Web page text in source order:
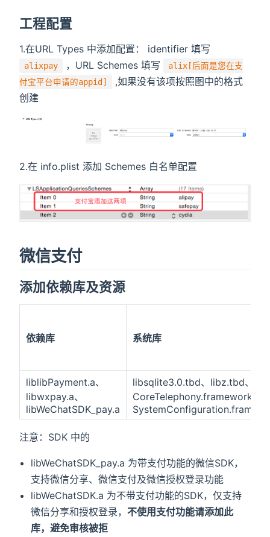
工程配置
1.在URL Types 中添加配置： identifier 填写
alixpay ，URL Schemes 填写
alix[后面是您在支
付宝平台申请的appid]
,如果没有该项按照图中的格式
创建
2.在 info.plist 添加 Schemes 白名单配置
微信支付
添加依赖库及资源
依赖库 系统库
liblibPayment.a、
libwxpay.a、
libWeChatSDK_pay.a
libsqlite3.0.tbd、libz.tbd、
CoreTelephony.framework、
注意：SDK 中的
libWeChatSDK_pay.a 为带支付功能的微信SDK，
支持微信分享、微信支付及微信授权登录功能
libWeChatSDK.a 为不带支付功能的SDK，仅支持
微信分享和授权登录，不使用支付功能请添加此
库，避免审核被拒